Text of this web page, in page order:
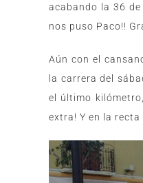
acabando la 36
nos puso Paco!!
Aún con el
la carrera del
el último
extra! Y en la